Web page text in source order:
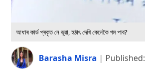
আধাৰ কাৰ্ড প্ৰকৃত নে ভুৱা, হঠাৎ দেখি কেনেকৈ গম পাব?
Barasha Misra | Published: